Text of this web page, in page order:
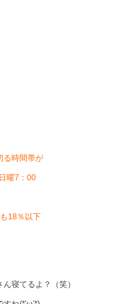
る時間帯が
曜7：00
18％以下
寝てるよ？（笑）